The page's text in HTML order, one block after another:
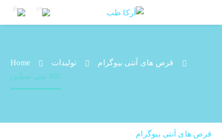
متی سیلین ME Home تولیدات
قرص های آنتی بیوگرام
متی سیلین ME
قرص های آنتی بیوگرام